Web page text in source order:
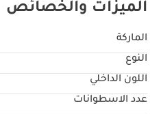
الميزات والخصائص
الماركة
النوع
اللون الداخلي
عدد الاسطوانات